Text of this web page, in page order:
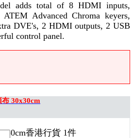
adds total of 8 HDMI inputs,
Advanced Chroma keyers,
DVE's, 2 HDMI outputs, 2 USB
control panel.
30x30cm
香港行貨 1件